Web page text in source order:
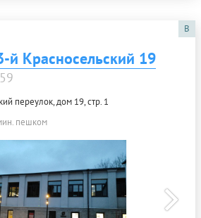
B
й Красносельский 19
переулок, дом 19, стр. 1
пешком